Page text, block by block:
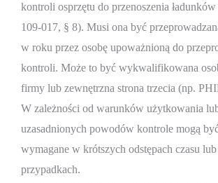
kontroli osprzętu do przenoszenia
109-017, § 8). Musi ona być
w roku przez osobę upoważnioną do
kontroli. Może to być wykwalifikowana
firmy lub zewnętrzna strona trzecia (np.
W zależności od warunków użytkowania
uzasadnionych powodów kontrole mogą
wymagane w krótszych odstępach czasu
przypadkach.